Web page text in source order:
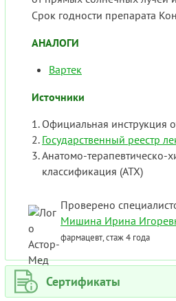
Срок годности препарата
АНАЛОГИ
Вартек
Источники
Официальная инструкция
Государственный реестр
Анатомо-терапевтическо-
классификация (ATX)
Проверено
Мишина Ирина
фармацевт, стаж 4 года
Сертификаты